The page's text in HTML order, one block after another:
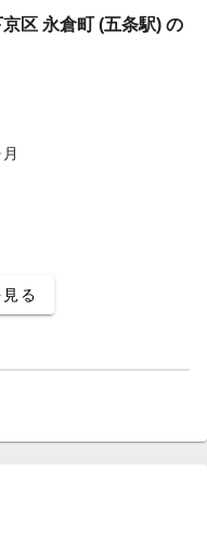
区 永倉町 (五条駅) の
る